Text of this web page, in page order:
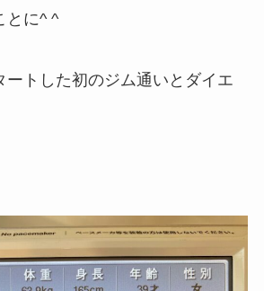
とに^ ^
ートした初のジム通いとダイエ